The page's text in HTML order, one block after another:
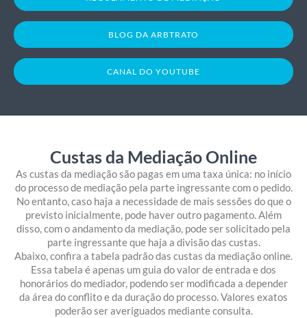
BLOG DA ARBTRATO
CANAL DO YOUTUBE
Custas da Mediação Online
As custas da mediação são pagas em uma taxa única: no início
do processo de mediação pela parte ingressante com o pedido.
No entanto, caso haja a necessidade de mais sessões do que o
previsto inicialmente, pode haver outro pagamento. Além
disso, com o andamento da mediação, pode ser solicitado pela
parte ingressante que haja a divisão das custas.
Abaixo, confira a tabela padrão das custas da mediação online.
Essa tabela é apenas um guia do valor de entrada e dos
honorários do mediador, podendo ser modificada a depender
da área do conflito e da duração do processo. Valores exatos
poderão ser averiguados mediante consulta.